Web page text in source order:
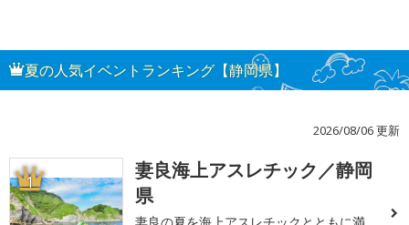
夏の人気イベントランキング【静岡県】
2026/08/06 更新
1
妻良海上アスレチック／静岡
県